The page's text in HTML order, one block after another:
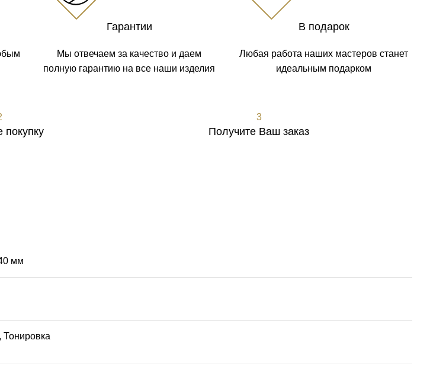
Гарантии
Мы отвечаем за качество и даем
полную гарантию на все наши изделия
В подарок
Любая работа наших мастеров станет
идеальным подарком
покупку
3
Получите Ваш заказ
мм
, Тонировка